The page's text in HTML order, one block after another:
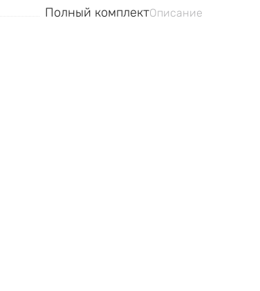
Полный комплектОписание